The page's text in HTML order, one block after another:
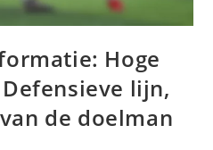
Hoge
lijn,
de doelman